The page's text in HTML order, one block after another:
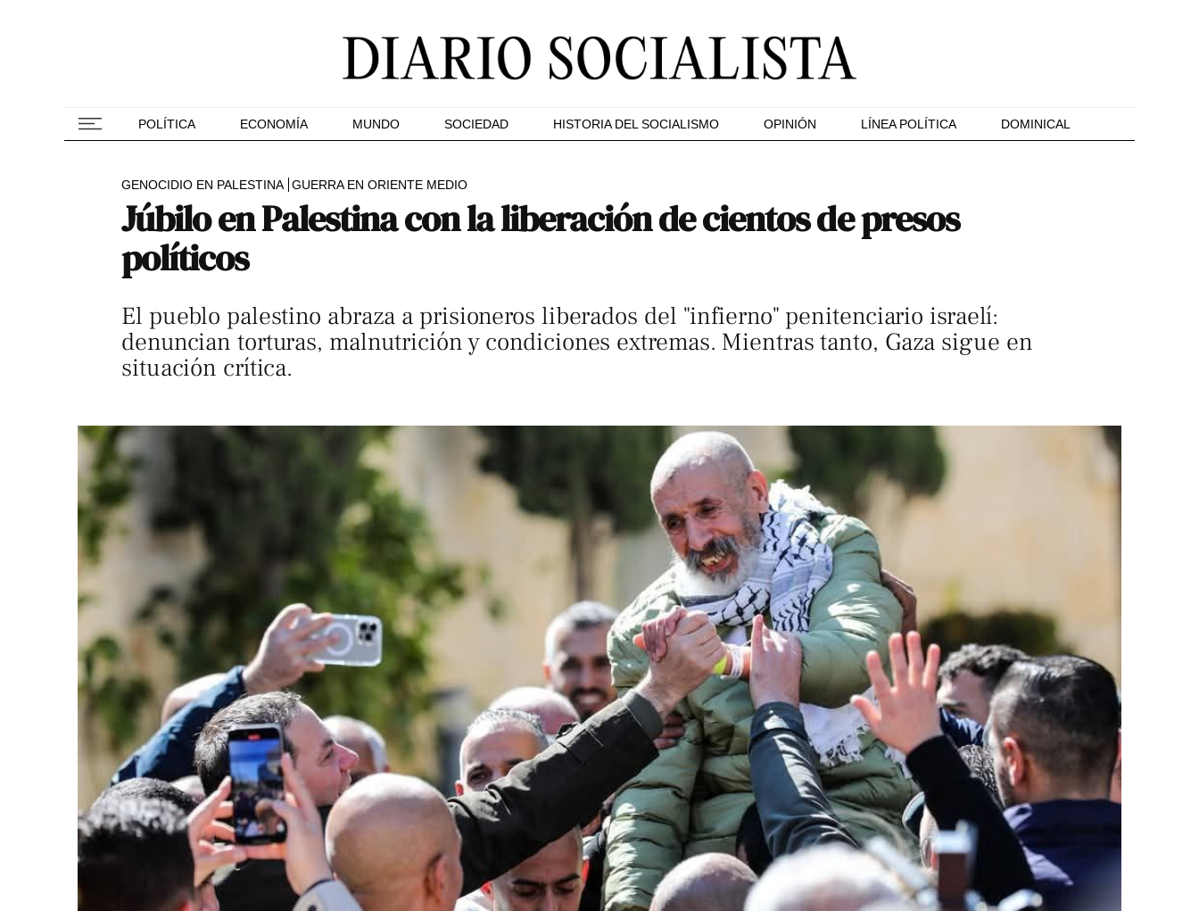
POLÍTICA ECONOMÍA MUNDO SOCIEDAD HISTORIA DEL SOCIALISMO OPINIÓN LÍNEA POLÍTICA DOMINICAL
GENOCIDIO EN PALESTINA GUERRA EN ORIENTE MEDIO
Júbilo en Palestina con la liberación de cientos de presos
políticos
El pueblo palestino abraza a prisioneros liberados del "infierno" penitenciario israelí:
denuncian torturas, malnutrición y condiciones extremas. Mientras tanto, Gaza sigue en
situación crítica.